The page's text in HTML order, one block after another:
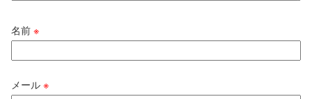
名前※
メール※